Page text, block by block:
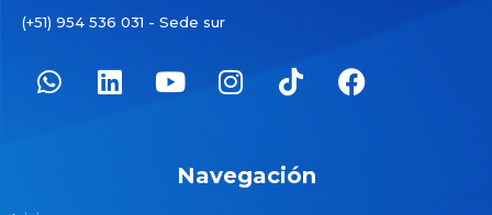
(+51) 954 536 031 - Sede sur
Navegación